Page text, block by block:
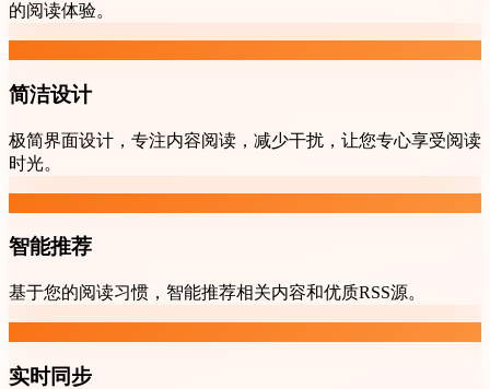
的阅读体验。
简洁设计
极简界面设计，专注内容阅读，减少干扰，让您专心享受阅读
时光。
智能推荐
基于您的阅读习惯，智能推荐相关内容和优质RSS源。
实时同步